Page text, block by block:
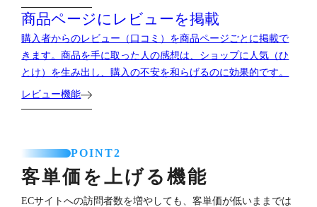
商品ページにレビューを掲載
購入者からのレビュー（口コミ）を商品ページごとに掲載で
きます。商品を手に取った人の感想は、ショップに人気（ひ
とけ）を生み出し、購入の不安を和らげるのに効果的です。
レビュー機能
POINT2
客単価を上げる機能
ECサイトへの訪問者数を増やしても、客単価が低いままでは